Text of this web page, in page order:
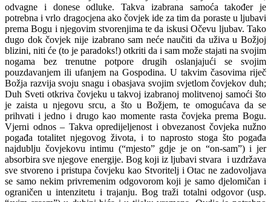
odvagne i donese odluke. Takva izabrana samoća također je
potrebna i vrlo dragocjena ako čovjek ide za tim da poraste u ljubavi
prema Bogu i njegovim stvorenjima te da iskusi Očevu ljubav. Tako
dugo dok čovjek nije izabrano sam neće naučiti da uživa u Božjoj
blizini, niti će (to je paradoks!) otkriti da i sam može stajati na svojim
nogama bez trenutne potpore drugih oslanjajući se svojim
pouzdavanjem ili ufanjem na Gospodina. U takvim časovima riječ
Božja razvija svoju snagu i obasjava svojim svjetlom čovjekov duh;
Duh Sveti otkriva čovjeku u takvoj izabranoj molitvenoj samoći što
je zaista u njegovu srcu, a što u Božjem, te omogućava da se
prihvati i jedno i drugo kao momente rasta čovjeka prema Bogu.
Vjerni odnos – Takva opredijeljenost i obvezanost čovjeka nužno
pogađa totalitet njegovog života, i to naprosto stoga što pogađa
najdublju čovjekovu intimu (“mjesto” gdje je on “on-sam”) i jer
absorbira sve njegove energije. Bog koji iz ljubavi stvara i uzdržava
sve stvoreno i pristupa čovjeku kao Stvoritelj i Otac ne zadovoljava
se samo nekim privremenim odgovorom koji je samo djelomičan i
ograničen u intenzitetu i trajanju. Bog traži totalni odgovor (usp.